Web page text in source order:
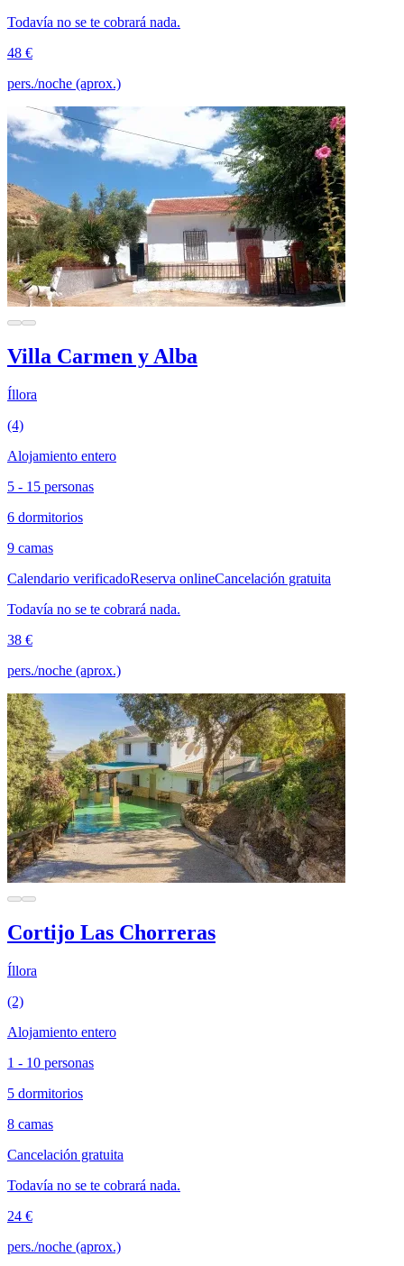
Todavía no se te cobrará nada.
48 €
pers./noche (aprox.)
Villa Carmen y Alba
Íllora
(4)
Alojamiento entero
5 - 15 personas
6 dormitorios
9 camas
Calendario verificadoReserva onlineCancelación gratuita
Todavía no se te cobrará nada.
38 €
pers./noche (aprox.)
Cortijo Las Chorreras
Íllora
(2)
Alojamiento entero
1 - 10 personas
5 dormitorios
8 camas
Cancelación gratuita
Todavía no se te cobrará nada.
24 €
pers./noche (aprox.)